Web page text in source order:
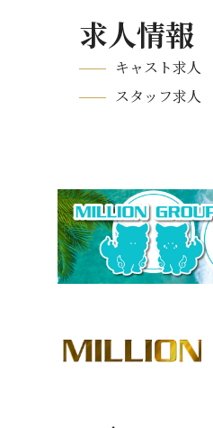
求人情報
キャスト求人
スタッフ求人